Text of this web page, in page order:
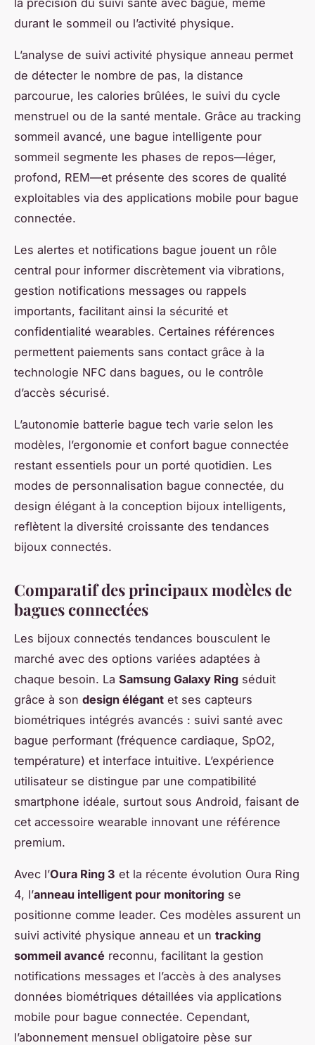
durant le sommeil ou l’activité physique.
L’analyse de suivi activité physique anneau permet
de détecter le nombre de pas, la distance
parcourue, les calories brûlées, le suivi du cycle
menstruel ou de la santé mentale. Grâce au tracking
sommeil avancé, une bague intelligente pour
sommeil segmente les phases de repos—léger,
profond, REM—et présente des scores de qualité
exploitables via des applications mobile pour bague
connectée.
Les alertes et notifications bague jouent un rôle
central pour informer discrètement via vibrations,
gestion notifications messages ou rappels
importants, facilitant ainsi la sécurité et
confidentialité wearables. Certaines références
permettent paiements sans contact grâce à la
technologie NFC dans bagues, ou le contrôle
d’accès sécurisé.
L’autonomie batterie bague tech varie selon les
modèles, l’ergonomie et confort bague connectée
restant essentiels pour un porté quotidien. Les
modes de personnalisation bague connectée, du
design élégant à la conception bijoux intelligents,
reflètent la diversité croissante des tendances
bijoux connectés.
Comparatif des principaux modèles de
bagues connectées
Les bijoux connectés tendances bousculent le
marché avec des options variées adaptées à
chaque besoin. La Samsung Galaxy Ring séduit
grâce à son design élégant et ses capteurs
biométriques intégrés avancés : suivi santé avec
bague performant (fréquence cardiaque, SpO2,
température) et interface intuitive. L’expérience
utilisateur se distingue par une compatibilité
smartphone idéale, surtout sous Android, faisant de
cet accessoire wearable innovant une référence
premium.
Avec l’Oura Ring 3 et la récente évolution Oura Ring
4, l’anneau intelligent pour monitoring se
positionne comme leader. Ces modèles assurent un
suivi activité physique anneau et un tracking
sommeil avancé reconnu, facilitant la gestion
notifications messages et l’accès à des analyses
données biométriques détaillées via applications
mobile pour bague connectée. Cependant,
l’abonnement mensuel obligatoire pèse sur